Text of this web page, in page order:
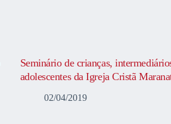
Seminário de crianças,
adolescentes da Igreja Cristã
02/04/2019